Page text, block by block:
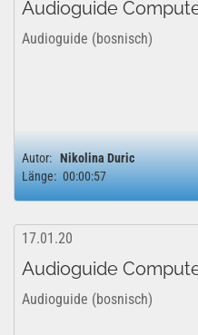
Audioguide
Audioguide (bosnisch)
Autor: Nikolina Duric
Länge: 00:00:57
17.01.20
Audioguide
Audioguide (bosnisch)